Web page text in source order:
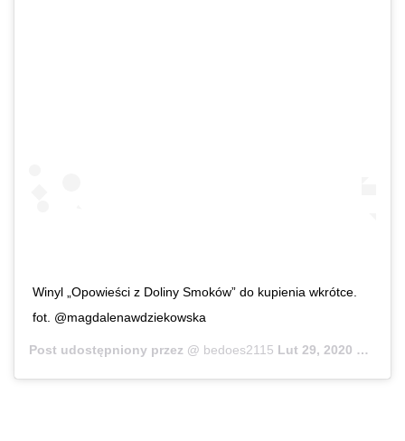
Winyl „Opowieści z Doliny Smoków” do kupienia wkrótce.
fot. @magdalenawdziekowska
Post udostępniony przez @ bedoes2115 Lut 29, 2020 o 10:15 PST